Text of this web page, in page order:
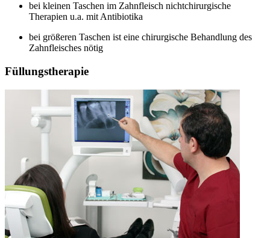
bei kleinen Taschen im Zahnfleisch nichtchirurgische
Therapien u.a. mit Antibiotika
bei größeren Taschen ist eine chirurgische Behandlung des
Zahnfleisches nötig
Füllungstherapie